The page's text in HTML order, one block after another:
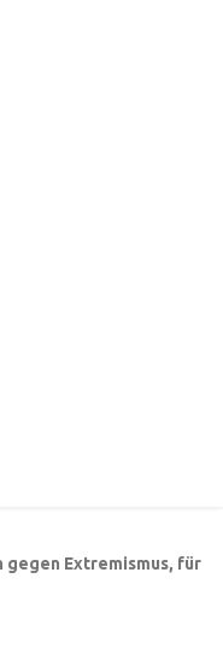
gegen Extremismus, für